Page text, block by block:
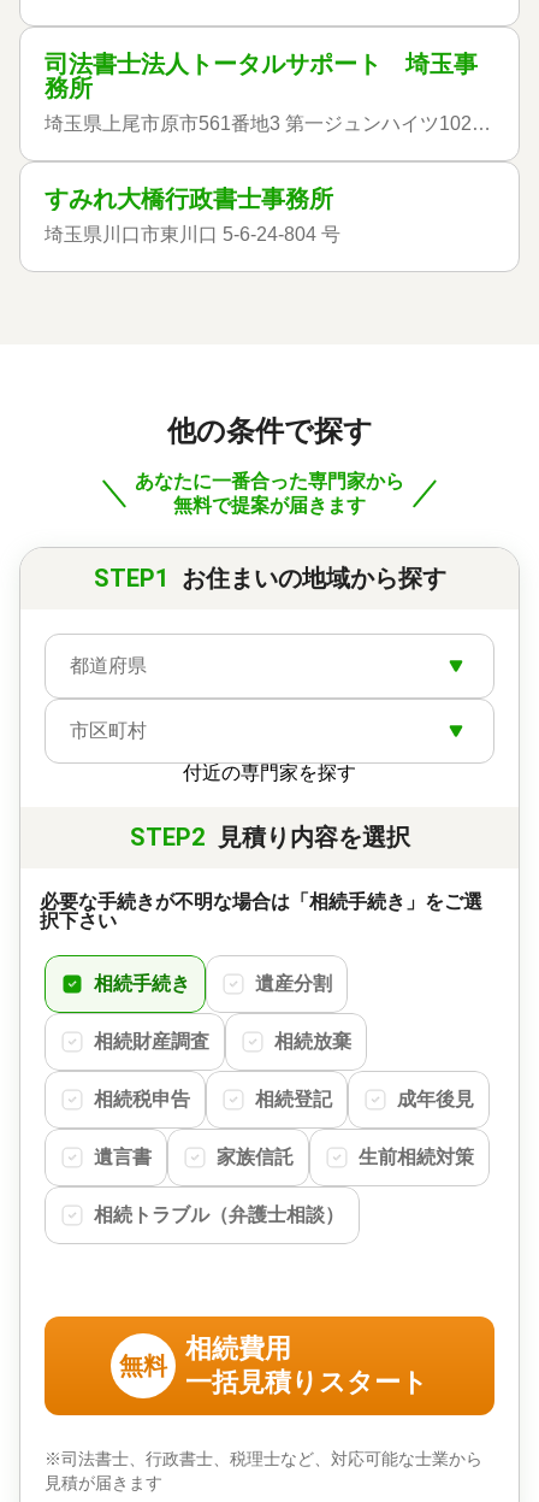
司法書士法人トータルサポート 埼玉事
務所
埼玉県上尾市原市561番地3 第一ジュンハイツ102号室
すみれ大橋行政書士事務所
埼玉県川口市東川口 5-6-24-804 号
他の条件で探す
あなたに一番合った専門家から
無料で提案が届きます
STEP1 お住まいの地域から探す
都道府県
市区町村
付近の専門家を探す
STEP2 見積り内容を選択
必要な手続きが不明な場合は「相続手続き」をご選
択下さい
相続手続き 遺産分割
相続財産調査 相続放棄
相続税申告 相続登記 成年後見
遺言書 家族信託 生前相続対策
相続トラブル（弁護士相談）
無料
相続費用
一括見積りスタート
※司法書士、行政書士、税理士など、対応可能な士業から
見積が届きます